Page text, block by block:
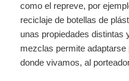
como el repreve, por
reciclaje de botellas de
unas propiedades distintas
mezclas permite
donde vivamos, al